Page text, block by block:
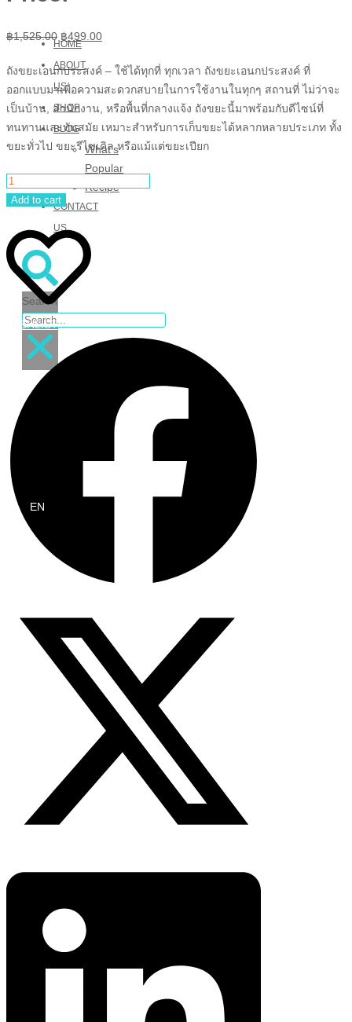
HOME
ABOUT
US
SHOP
BLOG
What’s
Popular
Recipe
CONTACT
US
Search
0.00
0
EN
TH
฿1,525.00 Original
was:
฿1,525.00.
฿499.00Current
is:
฿499.00.
ถังขยะเอนกประสงค์ – ใช้ได้ทุกที่ ทุกเวลา ถังขยะเอนกประสงค์ ที่
ออกแบบมาเพื่อความสะดวกสบายในการใช้งานในทุกๆ สถานที่ ไม่ว่าจะ
เป็นบ้าน, สำนักงาน, หรือพื้นที่กลางแจ้ง ถังขยะนี้มาพร้อมกับดีไซน์ที่
ทนทานและทันสมัย เหมาะสำหรับการเก็บขยะได้หลากหลายประเภท ทั้ง
ขยะทั่วไป ขยะรีไซเคิล หรือแม้แต่ขยะเปียก
haii
stainless
steel
hanging
trash
(beige)
S410
quantity
Add to cart
WISHLIST